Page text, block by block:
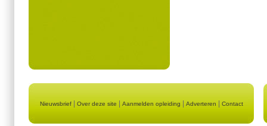
Nieuwsbrief| Over deze site Aanmelden opleiding Adverteren Contact